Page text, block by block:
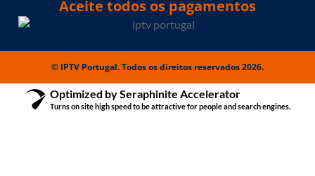
Aceite todos os pagamentos
© IPTV Portugal. Todos os direitos reservados 2026.
Optimized by Seraphinite Accelerator
Turns on site high speed to be attractive for people and search engines.